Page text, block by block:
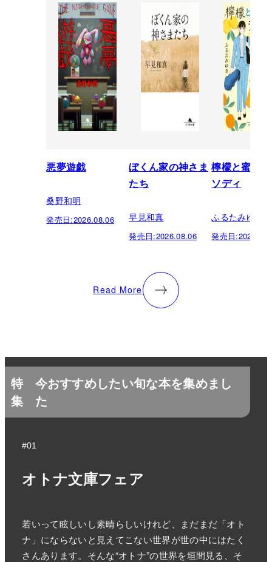
悪夢遊戯
桑野和明
発売日:2026.08.06
ぼくん家の神さま
たち
早見和真
発売日:2026.08.06
檸檬と蜜柑
ソディ
ふるたみゆき
発売日:
Read More
特
集
今おすすめしたい旬な本を集めまし
た
#01
オトナ文庫フェア
若いって眩しいし素晴らしいけれど、まだまだ「オト
ナ」にならないと見えてこない世界が世の中にはたく
さんあります。そんな“オトナ”の世界を垣間見る、そ